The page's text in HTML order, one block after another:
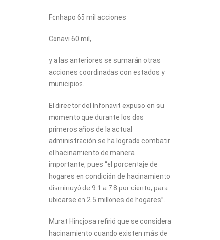
Fonhapo 65 mil acciones
Conavi 60 mil,
y a las anteriores se sumarán otras
acciones coordinadas con estados y
municipios.
El director del Infonavit expuso en su
momento que durante los dos
primeros años de la actual
administración se ha logrado combatir
el hacinamiento de manera
importante, pues “el porcentaje de
hogares en condición de hacinamiento
disminuyó de 9.1 a 7.8 por ciento, para
ubicarse en 2.5 millones de hogares”.
Murat Hinojosa refirió que se considera
hacinamiento cuando existen más de